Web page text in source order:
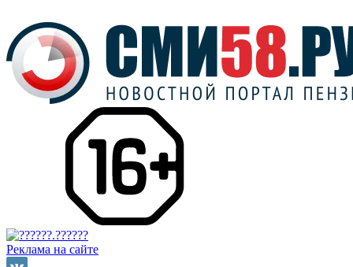
Реклама на сайте